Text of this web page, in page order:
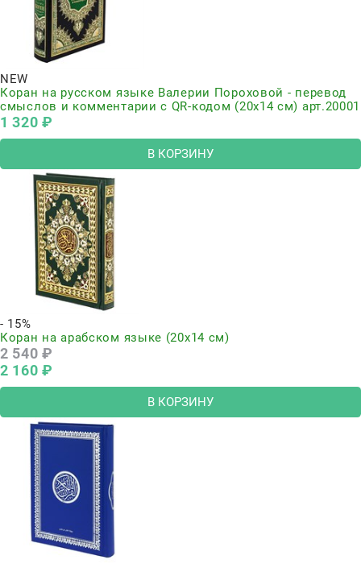
NEW
Коран на русском языке Валерии Пороховой - перевод
смыслов и комментарии с QR-кодом (20х14 см) арт.20001
1 320 ₽
В КОРЗИНУ
- 15%
Коран на арабском языке (20х14 см)
2 540 ₽
2 160 ₽
В КОРЗИНУ